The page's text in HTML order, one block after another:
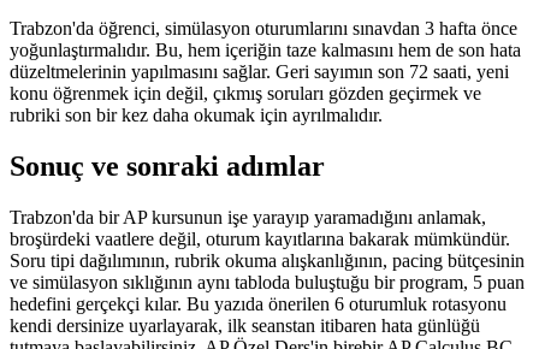
Trabzon'da öğrenci, simülasyon oturumlarını sınavdan 3 hafta önce
yoğunlaştırmalıdır. Bu, hem içeriğin taze kalmasını hem de son hata
düzeltmelerinin yapılmasını sağlar. Geri sayımın son 72 saati, yeni
konu öğrenmek için değil, çıkmış soruları gözden geçirmek ve
rubriki son bir kez daha okumak için ayrılmalıdır.
Sonuç ve sonraki adımlar
Trabzon'da bir AP kursunun işe yarayıp yaramadığını anlamak,
broşürdeki vaatlere değil, oturum kayıtlarına bakarak mümkündür.
Soru tipi dağılımının, rubrik okuma alışkanlığının, pacing bütçesinin
ve simülasyon sıklığının aynı tabloda buluştuğu bir program, 5 puan
hedefini gerçekçi kılar. Bu yazıda önerilen 6 oturumluk rotasyonu
kendi dersinize uyarlayarak, ilk seanstan itibaren hata günlüğü